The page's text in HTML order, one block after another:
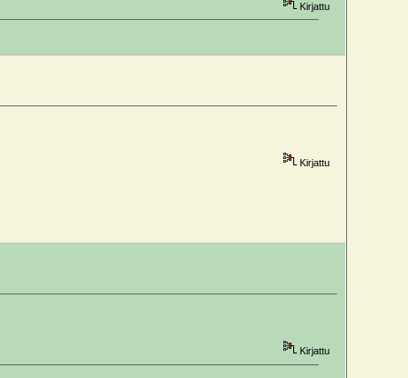
Kirjattu
Kirjattu
Kirjattu